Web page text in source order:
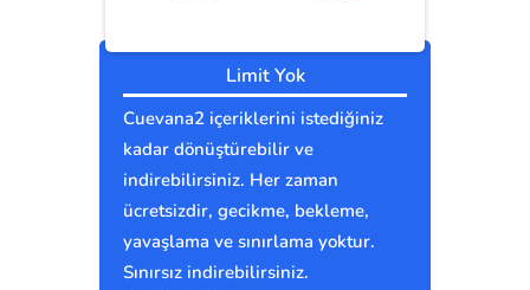
Limit Yok
Cuevana2 içeriklerini istediğiniz
kadar dönüştürebilir ve
indirebilirsiniz. Her zaman
ücretsizdir, gecikme, bekleme,
yavaşlama ve sınırlama yoktur.
Sınırsız indirebilirsiniz.